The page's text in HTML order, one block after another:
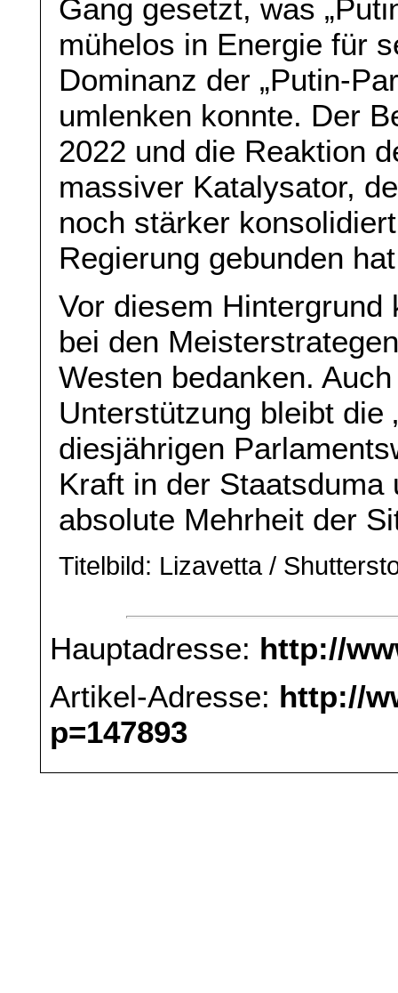
Gang gesetzt, was
mühelos in Energie für
Dominanz der „Putin-
umlenken konnte. Der
2022 und die Reaktion
massiver Katalysator,
noch stärker
Regierung gebunden
Vor diesem
bei den
Westen bedanken.
Unterstützung bleibt die
diesjährigen
Kraft in der
absolute Mehrheit der
Titelbild: Lizavetta /
Hauptadresse: http://
Artikel-Adresse: http://
p=147893